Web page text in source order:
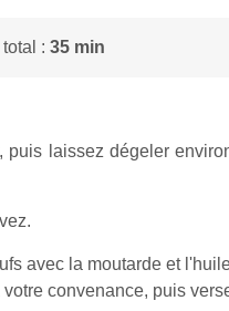
total : 35 min
laissez dégeler
avec la moutarde et
convenance, puis